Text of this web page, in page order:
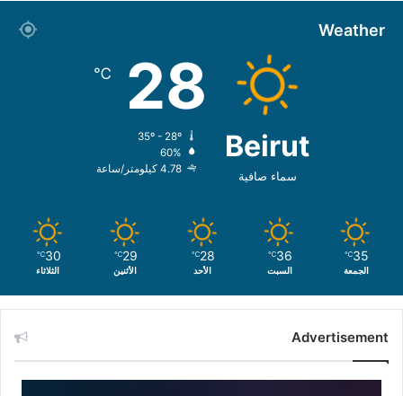
Weather
Beirut
سماء صافية
28
℃
60%
4.78 كيلومتر/ساعة
35
℃
الجمعة
36
℃
السبت
28
℃
الأحد
29
℃
الأثنين
30
℃
الثلاثاء
Advertisement